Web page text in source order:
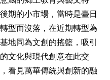
期的小市場，當時是臺日
型而沒落，在近期轉型為
地同為文創的搖籃，吸引
文化與現代創意在此交
看見萬華傳統與創新的融